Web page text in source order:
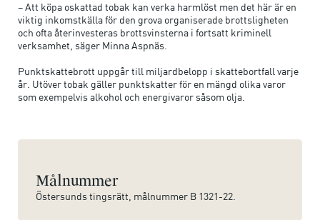
– Att köpa oskattad tobak kan verka harmlöst men det här är en
viktig inkomstkälla för den grova organiserade brottsligheten
och ofta återinvesteras brottsvinsterna i fortsatt kriminell
verksamhet, säger Minna Aspnäs.
Punktskattebrott uppgår till miljardbelopp i skattebortfall varje
år. Utöver tobak gäller punktskatter för en mängd olika varor
som exempelvis alkohol och energivaror såsom olja.
Målnummer
Östersunds tingsrätt, målnummer B 1321-22.